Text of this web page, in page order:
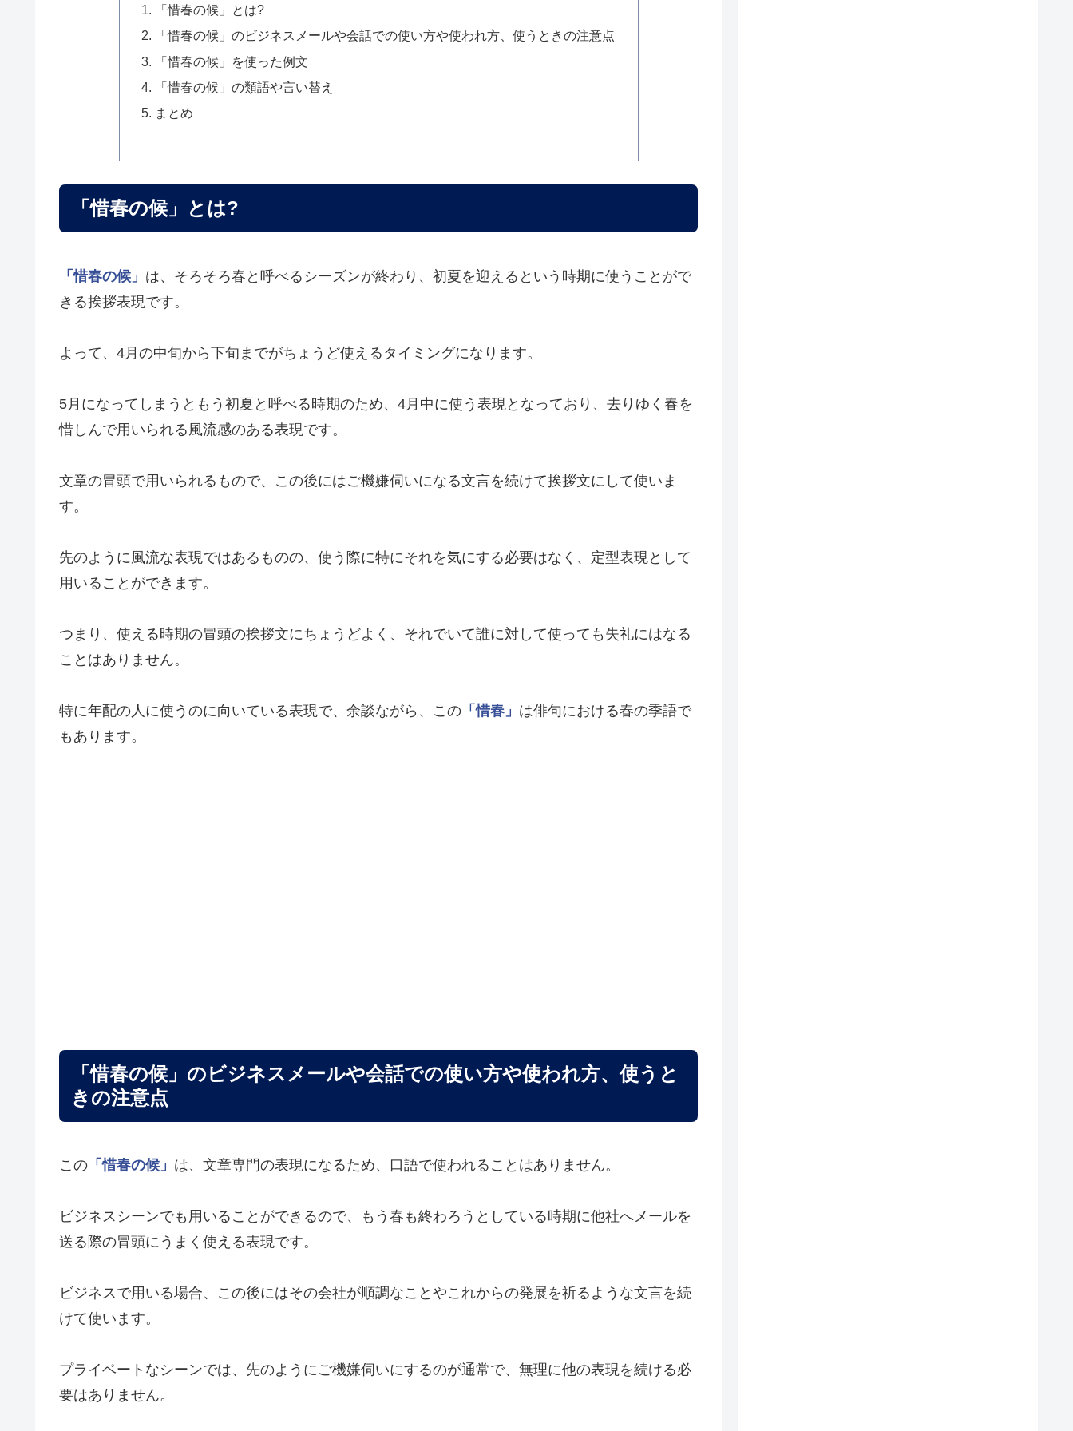
「惜春の候」とは?
「惜春の候」のビジネスメールや会話での使い方や使われ方、使うときの注意点
「惜春の候」を使った例文
「惜春の候」の類語や言い替え
まとめ
「惜春の候」とは?
「惜春の候」 は、そろそろ春と呼べるシーズンが終わり、初夏を迎えるという時期に使うことがで
きる挨拶表現です。
よって、4月の中旬から下旬までがちょうど使えるタイミングになります。
5月になってしまうともう初夏と呼べる時期のため、4月中に使う表現となっており、去りゆく春を
惜しんで用いられる風流感のある表現です。
文章の冒頭で用いられるもので、この後にはご機嫌伺いになる文言を続けて挨拶文にして使いま
す。
先のように風流な表現ではあるものの、使う際に特にそれを気にする必要はなく、定型表現として
用いることができます。
つまり、使える時期の冒頭の挨拶文にちょうどよく、それでいて誰に対して使っても失礼にはなる
ことはありません。
特に年配の人に使うのに向いている表現で、余談ながら、この 「惜春」 は俳句における春の季語で
もあります。
「惜春の候」のビジネスメールや会話での使い方や使われ方、使うと
きの注意点
この 「惜春の候」 は、文章専門の表現になるため、口語で使われることはありません。
ビジネスシーンでも用いることができるので、もう春も終わろうとしている時期に他社へメールを
送る際の冒頭にうまく使える表現です。
ビジネスで用いる場合、この後にはその会社が順調なことやこれからの発展を祈るような文言を続
けて使います。
プライベートなシーンでは、先のようにご機嫌伺いにするのが通常で、無理に他の表現を続ける必
要はありません。